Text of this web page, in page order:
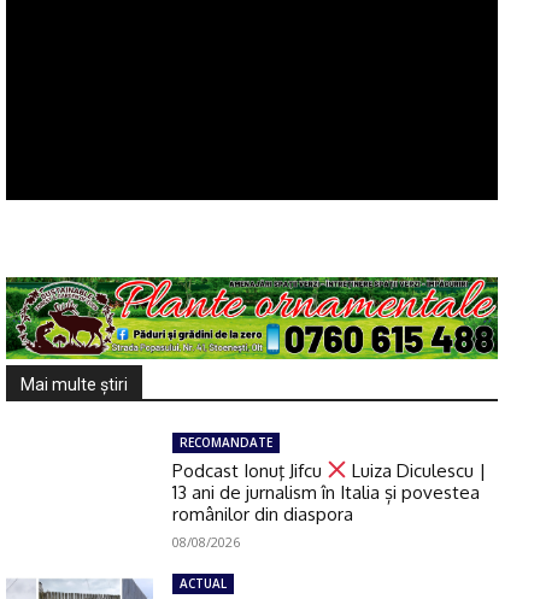
Mai multe ştiri
RECOMANDATE
Podcast Ionuţ Jifcu
Luiza Diculescu |
13 ani de jurnalism în Italia și povestea
românilor din diaspora
08/08/2026
ACTUAL